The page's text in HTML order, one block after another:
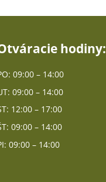
hodiny:
09:00 – 14:00
09:00 – 14:00
12:00 – 17:00
09:00 – 14:00
09:00 – 14:00